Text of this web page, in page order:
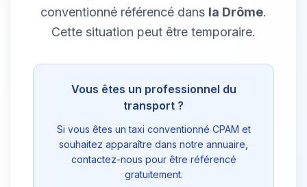
conventionné référencé dans la Drôme.
Cette situation peut être temporaire.
Vous êtes un professionnel du
transport ?
Si vous êtes un taxi conventionné CPAM et
souhaitez apparaître dans notre annuaire,
contactez-nous pour être référencé
gratuitement.